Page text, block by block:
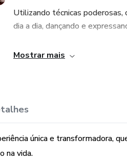
Utilizando técnicas
dia a dia, dançando e
Além disso, a Reprogramação
Os Mantras são frases
Guiado(a) por Jayana Ribeiro,
Mostrar mais
única e transformadora,
na vida.